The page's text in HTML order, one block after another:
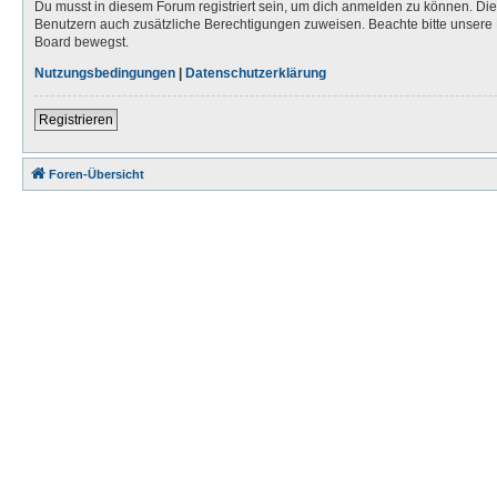
Du musst in diesem Forum registriert sein, um dich anmelden zu können.
Benutzern auch zusätzliche Berechtigungen zuweisen. Beachte bitte
Board bewegst.
Nutzungsbedingungen | Datenschutzerklärung
Registrieren
Foren-Übersicht